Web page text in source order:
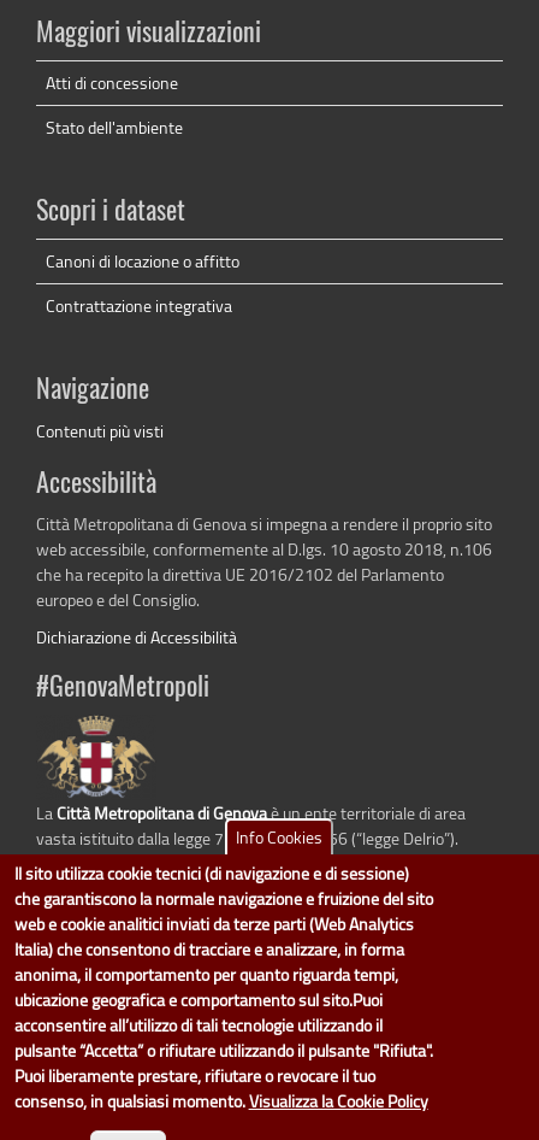
Maggiori visualizzazioni
Atti di concessione
Stato dell'ambiente
Scopri i dataset
Canoni di locazione o affitto
Contrattazione integrativa
Navigazione
Contenuti più visti
Accessibilità
Città Metropolitana di Genova si impegna a rendere il proprio sito
web accessibile, conformemente al D.lgs. 10 agosto 2018, n.106
che ha recepito la direttiva UE 2016/2102 del Parlamento
europeo e del Consiglio.
Dichiarazione di Accessibilità
#GenovaMetropoli
LaCittà Metropolitana di Genovaè un ente territoriale di area
vasta istituito dalla legge 7 aprile 2014 n. 56 (“legge Delrio”).
Sostituisce la Provincia di Genova.
dati.cittametropolitana.genova.itè il progetto "Open Data" della
Metropolitana di Genova.
Il design e la gestione sono a cura del Servizio Sistemi Informativi. Ogni
Direzione è responsabile per la parte di "dati" e "dataset".
accedi (area riservata)|contatti|privacy| Statistiche
Info Cookies
Il sito utilizza cookie tecnici (di navigazione e di sessione)
che garantiscono la normale navigazione e fruizione del sito
web e cookie analitici inviati da terze parti (Web Analytics
Italia) che consentono di tracciare e analizzare, in forma
anonima, il comportamento per quanto riguarda tempi,
ubicazione geografica e comportamento sul sito.Puoi
acconsentire all’utilizzo di tali tecnologie utilizzando il
pulsante “Accetta” o rifiutare utilizzando il pulsante "Rifiuta".
Puoi liberamente prestare, rifiutare o revocare il tuo
consenso, in qualsiasi momento.Visualizza la Cookie Policy